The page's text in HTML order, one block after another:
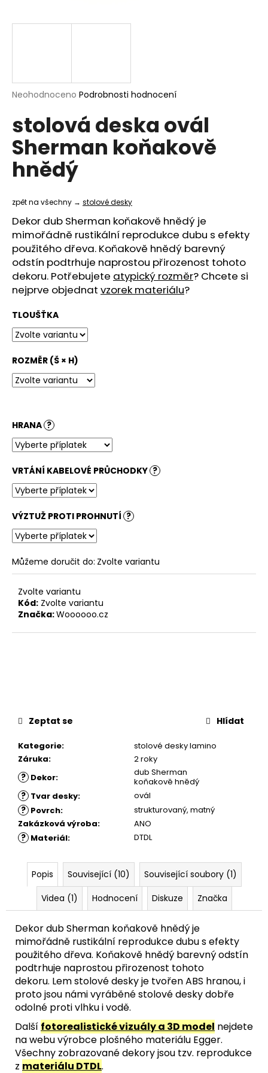
Průměrné
produktu
je
0,0
z
5
hvězdiček.
Neohodnoceno Podrobnosti hodnocení
stolová deska ovál
Sherman koňakově
hnědý
zpět na všechny → stolové desky
Dekor dub Sherman koňakově hnědý je
mimořádně rustikální reprodukce dubu s efekty
použitého dřeva. Koňakově hnědý barevný
odstín podtrhuje naprostou přirozenost tohoto
dekoru. Potřebujete atypický rozměr? Chcete si
nejprve objednat vzorek materiálu?
TLOUŠŤKA
ROZMĚR (Š × H)
HRANA ?
VRTÁNÍ KABELOVÉ PRŮCHODKY ?
VÝZTUŽ PROTI PROHNUTÍ ?
Můžeme doručit do: Zvolte variantu
Zvolte variantu
Kód: Zvolte variantu
Značka:Woooooo.cz
Kategorie:
stolové desky lamino
Záruka: 2 roky
? Dekor:
dub Sherman
koňakově hnědý
? Tvar desky: ovál
? Povrch: strukturovaný, matný
Zakázková výroba: ANO
? Materiál: DTDL
Zeptat se Hlídat
Popis Související (10)
Související soubory (1)
Videa (1)
Hodnocení Diskuze Značka
Dekor dub Sherman koňakově hnědý je
mimořádně rustikální reprodukce dubu s efekty
použitého dřeva. Koňakově hnědý barevný odstín
podtrhuje naprostou přirozenost tohoto
dekoru. Lem stolové desky je tvořen ABS hranou, i
proto jsou námi vyráběné stolové desky dobře
odolné proti vlhku i vodě.
Další fotorealistické vizuály a 3D model nejdete
na webu výrobce plošného materiálu Egger.
Všechny zobrazované dekory jsou tzv. reprodukce
z materiálu DTDL.
j
?
HLEDAT
o
p
o
r
u
č
u
j
e
m
e
STOLOVÁ
DESKA
PŮLKRUH
4
500
Kč